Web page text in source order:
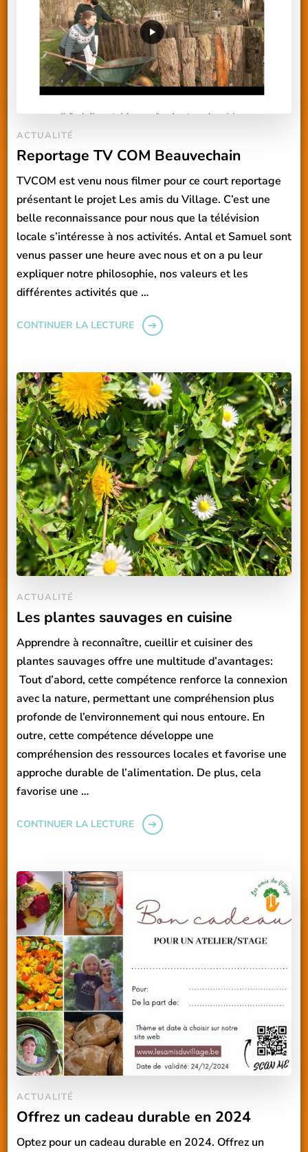
ACTUALITÉ
Reportage TV COM Beauvechain
TVCOM est venu nous filmer pour ce court reportage
présentant le projet Les amis du Village. C’est une
belle reconnaissance pour nous que la télévision
locale s’intéresse à nos activités. Antal et Samuel sont
venus passer une heure avec nous et on a pu leur
expliquer notre philosophie, nos valeurs et les
différentes activités que …
CONTINUER LA LECTURE
ACTUALITÉ
Les plantes sauvages en cuisine
Apprendre à reconnaître, cueillir et cuisiner des
plantes sauvages offre une multitude d’avantages:
Tout d’abord, cette compétence renforce la connexion
avec la nature, permettant une compréhension plus
profonde de l’environnement qui nous entoure. En
outre, cette compétence développe une
compréhension des ressources locales et favorise une
approche durable de l’alimentation. De plus, cela
favorise une …
CONTINUER LA LECTURE
ACTUALITÉ
Offrez un cadeau durable en 2024
Optez pour un cadeau durable en 2024. Offrez un